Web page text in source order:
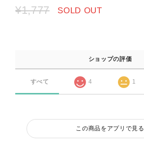
¥1,777 SOLD OUT
ショップの評価
すべて 4 1
この商品をアプリで見る